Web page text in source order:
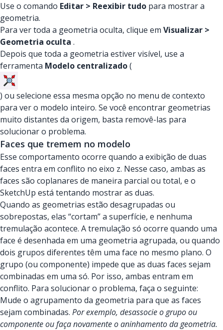
Use o comando Editar > Reexibir tudo para mostrar a
geometria.
Para ver toda a geometria oculta, clique em Visualizar >
Geometria oculta .
Depois que toda a geometria estiver visível, use a
ferramenta Modelo centralizado(
) ou selecione essa mesma opção no menu de contexto
para ver o modelo inteiro. Se você encontrar geometrias
muito distantes da origem, basta removê-las para
solucionar o problema.
Faces que tremem no modelo
Esse comportamento ocorre quando a exibição de duas
faces entra em conflito no eixo z. Nesse caso, ambas as
faces são coplanares de maneira parcial ou total, e o
SketchUp está tentando mostrar as duas.
Quando as geometrias estão desagrupadas ou
sobrepostas, elas “cortam” a superfície, e nenhuma
tremulação acontece. A tremulação só ocorre quando uma
face é desenhada em uma geometria agrupada, ou quando
dois grupos diferentes têm uma face no mesmo plano. O
grupo (ou componente) impede que as duas faces sejam
combinadas em uma só. Por isso, ambas entram em
conflito. Para solucionar o problema, faça o seguinte:
Mude o agrupamento da geometria para que as faces
sejam combinadas. Por exemplo, desassocie o grupo ou
componente ou faça novamente o aninhamento da geometria.